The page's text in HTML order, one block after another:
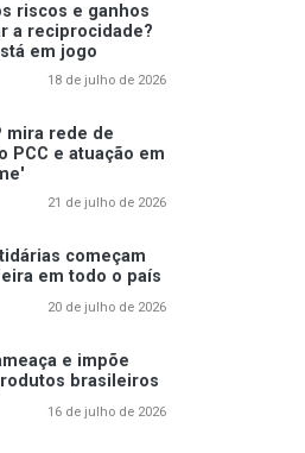
riscos e ganhos
a reciprocidade?
em jogo
18 de julho de 2026
mira rede de
PCC e atuação em
21 de julho de 2026
começam
em todo o país
20 de julho de 2026
e impõe
brasileiros
16 de julho de 2026